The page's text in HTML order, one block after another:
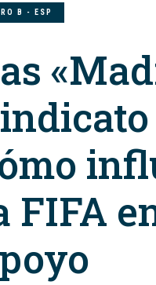
B - ESP
FIFA